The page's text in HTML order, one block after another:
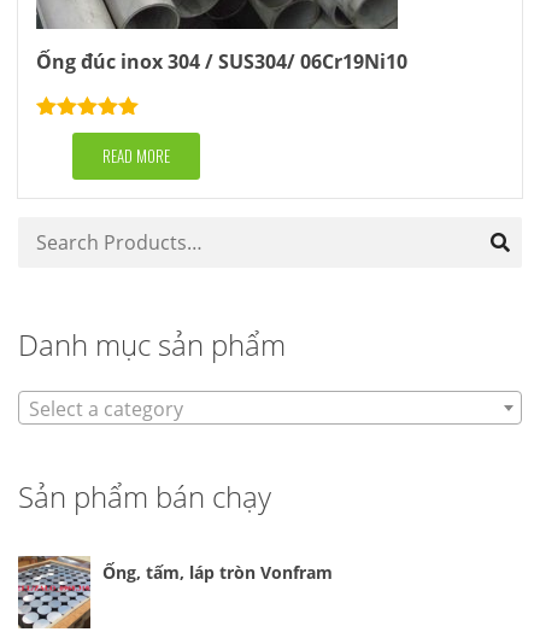
Ống đúc inox 304 / SUS304/ 06Cr19Ni10
Rated5.00
out of 5READ MORE
Danh mục sản phẩm
Select a category
Sản phẩm bán chạy
Ống, tấm, láp tròn Vonfram